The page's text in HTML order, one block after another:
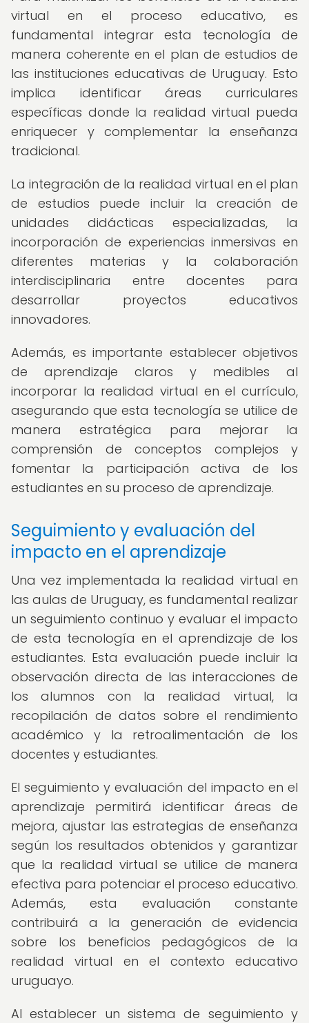
virtual en el proceso educativo, es
fundamental integrar esta tecnología de
manera coherente en el plan de estudios de
las instituciones educativas de Uruguay. Esto
implica identificar áreas curriculares
específicas donde la realidad virtual pueda
enriquecer y complementar la enseñanza
tradicional.
La integración de la realidad virtual en el plan
de estudios puede incluir la creación de
unidades didácticas especializadas, la
incorporación de experiencias inmersivas en
diferentes materias y la colaboración
interdisciplinaria entre docentes para
desarrollar proyectos educativos
innovadores.
Además, es importante establecer objetivos
de aprendizaje claros y medibles al
incorporar la realidad virtual en el currículo,
asegurando que esta tecnología se utilice de
manera estratégica para mejorar la
comprensión de conceptos complejos y
fomentar la participación activa de los
estudiantes en su proceso de aprendizaje.
Seguimiento y evaluación del
impacto en el aprendizaje
Una vez implementada la realidad virtual en
las aulas de Uruguay, es fundamental realizar
un seguimiento continuo y evaluar el impacto
de esta tecnología en el aprendizaje de los
estudiantes. Esta evaluación puede incluir la
observación directa de las interacciones de
los alumnos con la realidad virtual, la
recopilación de datos sobre el rendimiento
académico y la retroalimentación de los
docentes y estudiantes.
El seguimiento y evaluación del impacto en el
aprendizaje permitirá identificar áreas de
mejora, ajustar las estrategias de enseñanza
según los resultados obtenidos y garantizar
que la realidad virtual se utilice de manera
efectiva para potenciar el proceso educativo.
Además, esta evaluación constante
contribuirá a la generación de evidencia
sobre los beneficios pedagógicos de la
realidad virtual en el contexto educativo
uruguayo.
Al establecer un sistema de seguimiento y